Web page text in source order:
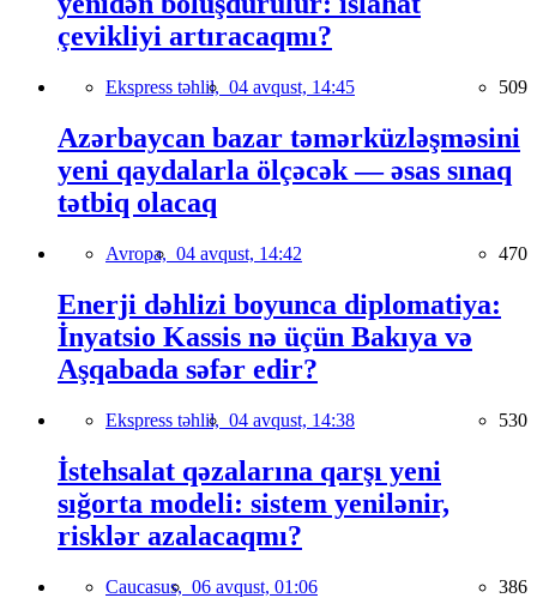
çevikliyi artıracaqmı?
Ekspress təhlil, 04 avqust, 14:45 509
Azərbaycan bazar təmərküzləşməsini
yeni qaydalarla ölçəcək — əsas sınaq
tətbiq olacaq
Avropa, 04 avqust, 14:42 470
Enerji dəhlizi boyunca diplomatiya:
İnyatsio Kassis nə üçün Bakıya və
Aşqabada səfər edir?
Ekspress təhlil, 04 avqust, 14:38 530
İstehsalat qəzalarına qarşı yeni
sığorta modeli: sistem yenilənir,
risklər azalacaqmı?
Caucasus, 06 avqust, 01:06 386